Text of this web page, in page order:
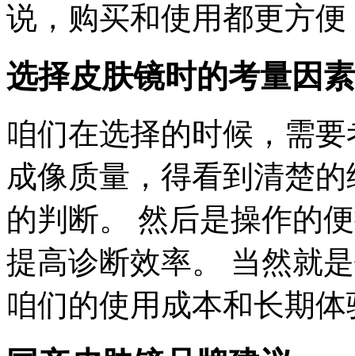
说，购买和使用都更方
选择皮肤镜时的考量因素
咱们在选择的时候，需
成像质量，得看到清楚
的判断。 然后是操作的
提高诊断效率。 当然就
咱们的使用成本和长期